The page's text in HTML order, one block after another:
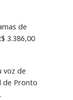
de
3.386,00
voz de
de Pronto